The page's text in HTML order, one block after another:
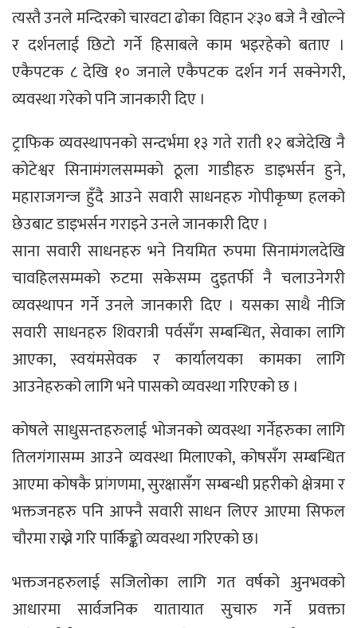
त्यस्तै उनले मन्दिरको चारवटा ढोका विहान २ः३० बजे नै खोल्ने
र दर्शनलाई छिटो गर्ने हिसाबले काम भइरहेको बताए ।
एकैपटक ८ देखि १० जनाले एकैपटक दर्शन गर्न सक्नेगरी,
व्यवस्था गरेको पनि जानकारी दिए ।
ट्राफिक व्यवस्थापनको सन्दर्भमा १३ गते राती १२ बजेदेखि नै
कोटेश्वर सिनामंगलसम्मको ठूला गाडीहरु डाइभर्सन हुने,
महाराजगन्ज हुँदै आउने सवारी साधनहरु गोपीकृष्ण हलको
छेउबाट डाइभर्सन गराइने उनले जानकारी दिए ।
साना सवारी साधनहरु भने नियमित रुपमा सिनामंगलदेखि
चावहिलसम्मको रुटमा सकेसम्म दुइतर्फी नै चलाउनेगरी
व्यवस्थापन गर्ने उनले जानकारी दिए । यसका साथै नीजि
सवारी साधनहरु शिवरात्री पर्वसँग सम्बन्धित, सेवाका लागि
आएका, स्वयंमसेवक र कार्यालयका कामका लागि
आउनेहरुको लागि भने पासको व्यवस्था गरिएको छ ।
कोषले साधुसन्तहरुलाई भोजनको व्यवस्था गर्नेहरुका लागि
तिलगंगासम्म आउने व्यवस्था मिलाएको, कोषसँग सम्बन्धित
आएमा कोषकै प्रांगणमा, सुरक्षासँग सम्बन्धी प्रहरीको क्षेत्रमा र
भक्तजनहरु पनि आफ्नै सवारी साधन लिएर आएमा सिफल
चौरमा राख्ने गरि पार्किङ्को व्यवस्था गरिएको छ।
भक्तजनहरुलाई सजिलोका लागि गत वर्षको अुनभवको
आधारमा सार्वजनिक यातायात सुचारु गर्ने प्रवक्ता